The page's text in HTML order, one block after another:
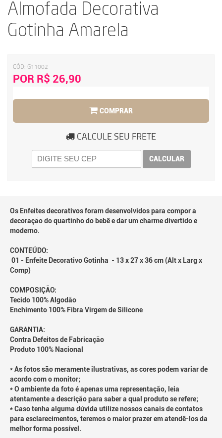
Almofada Decorativa
Gotinha Amarela
CÓD: G11002
POR R$ 26,90
COMPRAR
CALCULE SEU FRETE
CALCULAR
Os Enfeites decorativos foram desenvolvidos para compor a
decoração do quartinho do bebê e dar um charme divertido e
moderno.
CONTEÚDO:
01 - Enfeite Decorativo Gotinha - 13 x 27 x 36 cm (Alt x Larg x
Comp)
COMPOSIÇÃO:
Tecido 100% Algodão
Enchimento 100% Fibra Virgem de Silicone
GARANTIA:
Contra Defeitos de Fabricação
Produto 100% Nacional
* As fotos são meramente ilustrativas, as cores podem variar de
acordo com o monitor;
* O ambiente da foto é apenas uma representação, leia
atentamente a descrição para saber a qual produto se refere;
* Caso tenha alguma dúvida utilize nossos canais de contatos
para esclarecimentos, teremos o maior prazer em atendê-los da
melhor forma possível.